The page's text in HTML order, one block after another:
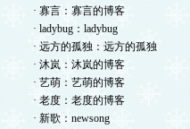
· 寡言：寡言的博客
· ladybug：ladybug
· 远方的孤独：远方的孤独
· 沐岚：沐岚的博客
· 艺萌：艺萌的博客
· 老度：老度的博客
· 新歌：newsong